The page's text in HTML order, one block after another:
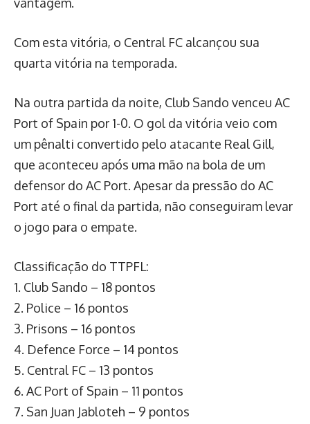
Com esta vitória, o Central FC alcançou sua
quarta vitória na temporada.
Na outra partida da noite, Club Sando venceu AC
Port of Spain por 1-0. O gol da vitória veio com
um pênalti convertido pelo atacante Real Gill,
que aconteceu após uma mão na bola de um
defensor do AC Port. Apesar da pressão do AC
Port até o final da partida, não conseguiram levar
o jogo para o empate.
Classificação do TTPFL:
1. Club Sando – 18 pontos
2. Police – 16 pontos
3. Prisons – 16 pontos
4. Defence Force – 14 pontos
5. Central FC – 13 pontos
6. AC Port of Spain – 11 pontos
7. San Juan Jabloteh – 9 pontos